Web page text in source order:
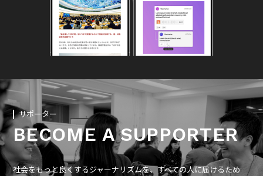
サポーター
BECOME A SUPPORTER
社会をもっと良くするジャーナリズムを、すべての人に届けるため